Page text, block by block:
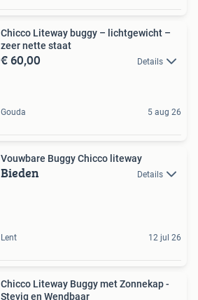
Chicco Liteway buggy – lichtgewicht –
zeer nette staat
€ 60,00 Details
Gouda 5 aug 26
Vouwbare Buggy Chicco liteway
Bieden Details
Lent 12 jul 26
Chicco Liteway Buggy met Zonnekap -
Stevig en Wendbaar